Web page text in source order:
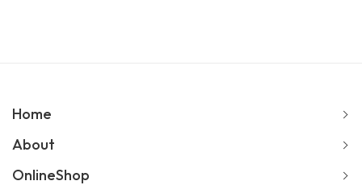
Home
About
OnlineShop